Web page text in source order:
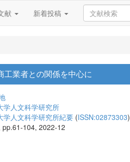
献 新着投稿
工業者との関係を中心に
学人文科学研究所
学人文科学研究所紀要 (ISSN:02873303)
pp.61-104, 2022-12